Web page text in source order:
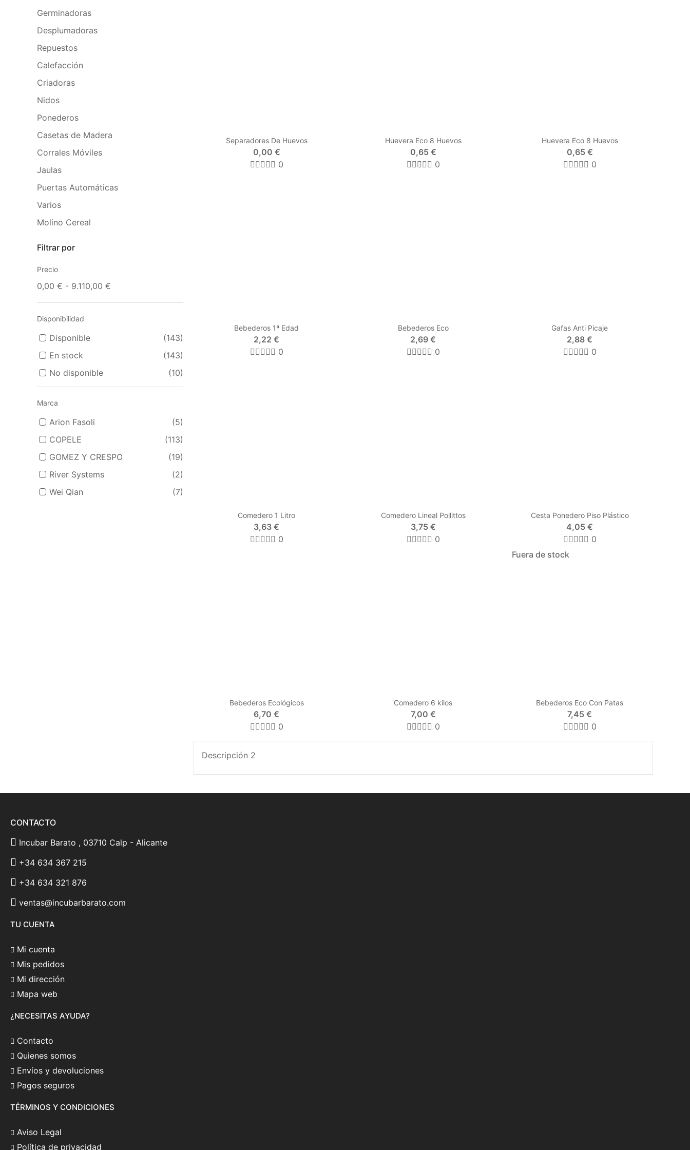
Germinadoras
Desplumadoras
Repuestos
Calefacción
Criadoras
Nidos
Ponederos
Casetas de Madera
Corrales Móviles
Jaulas
Puertas Automáticas
Varios
Molino Cereal
Filtrar por
Precio
0,00 € - 9.110,00 €
Disponibilidad
Disponible
(143)
En stock
(143)
No disponible
(10)
Marca
Arion Fasoli
(5)
COPELE
(113)
GOMEZ Y CRESPO
(19)
River Systems
(2)
Wei Qian
(7)
Separadores De Huevos
0,00 €
0
Huevera Eco 8 Huevos
0,65 €
0
Huevera Eco 8 Huevos
0,65 €
0
Bebederos 1ª Edad
2,22 €
0
Bebederos Eco
2,69 €
0
Gafas Anti Picaje
2,88 €
0
Comedero 1 Litro
3,63 €
0
Comedero Lineal Pollittos
3,75 €
0
Cesta Ponedero Piso Plástico
4,05 €
0
Bebederos Ecológicos
6,70 €
0
Comedero 6 kilos
7,00 €
0
Fuera de stock
Bebederos Eco Con Patas
7,45 €
0
Descripción 2
CONTACTO
Incubar Barato , 03710 Calp - Alicante
+34 634 367 215
+34 634 321 876
ventas@incubarbarato.com
TU CUENTA
Mi cuenta
Mis pedidos
Mi dirección
Mapa web
¿NECESITAS AYUDA?
Contacto
Quienes somos
Envíos y devoluciones
Pagos seguros
TÉRMINOS Y CONDICIONES
Aviso Legal
Política de privacidad